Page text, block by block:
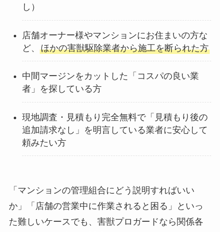
し）
店舗オーナー様やマンションにお住まいの方な
ど、 ほかの害獣駆除業者から施工を断られた方
中間マージンをカットした「コスパの良い業
者」を探している方
現地調査・見積もり完全無料で「見積もり後の
追加請求なし」を明言している業者に安心して
頼みたい方
「マンションの管理組合にどう説明すればいい
か」「店舗の営業中に作業されると困る」といっ
た難しいケースでも、害獣プロガードなら関係各